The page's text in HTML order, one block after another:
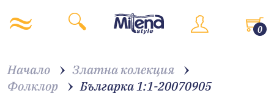
0
Начало
Златна колекция
Фолклор
Българка 1:1-20070905